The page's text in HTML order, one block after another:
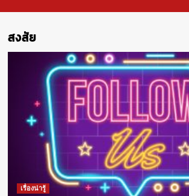
สงสัย
เรื่องน่ารู้